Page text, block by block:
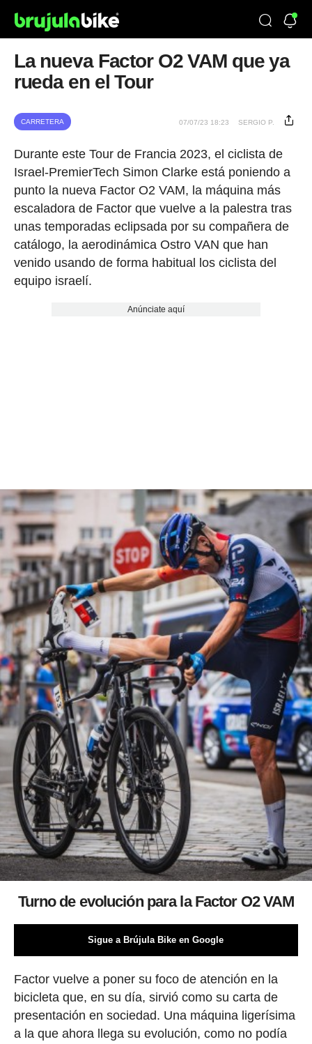
La nueva Factor O2 VAM que ya
rueda en el Tour
CARRETERA 07/07/23 18:23 SERGIO P.
Durante este Tour de Francia 2023, el ciclista de
Israel-PremierTech Simon Clarke está poniendo a
punto la nueva Factor O2 VAM, la máquina más
escaladora de Factor que vuelve a la palestra tras
unas temporadas eclipsada por su compañera de
catálogo, la aerodinámica Ostro VAN que han
venido usando de forma habitual los ciclista del
equipo israelí.
Anúnciate aquí
Turno de evolución para la Factor O2 VAM
Sigue a Brújula Bike en Google
Factor vuelve a poner su foco de atención en la
bicicleta que, en su día, sirvió como su carta de
presentación en sociedad. Una máquina ligerísima
a la que ahora llega su evolución, como no podía